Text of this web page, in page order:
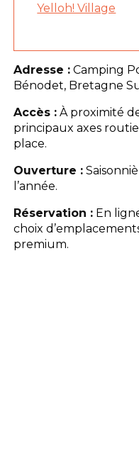
Yelloh! Village
Adresse : Camping
Bénodet, Bretagne
Accès : À proximité
principaux axes
place.
Ouverture :
l’année.
Réservation : En
choix
premium.